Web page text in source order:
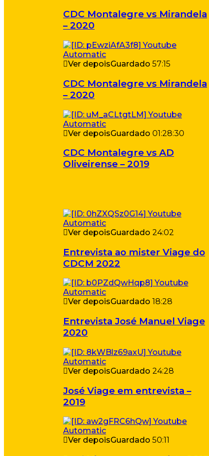
CDC Montalegre vs Mirandela
– 2020
Ver depoisGuardado 57:15
CDC Montalegre vs Mirandela
– 2020
Ver depoisGuardado 01:28:30
CDC Montalegre vs AD
Oliveirense – 2019
Ver depoisGuardado 24:02
Entrevista ao mister Viage do
CDCM 2022
Ver depoisGuardado 18:28
Entrevista José Manuel Viage
2020
Ver depoisGuardado 24:28
José Viage em entrevista –
2019
Ver depoisGuardado 50:11